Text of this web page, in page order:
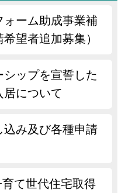
ーム助成事業補
望者追加募集）
ップを宣誓した
居について
み及び各種申請
て世代住宅取得